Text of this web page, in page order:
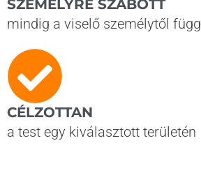
SZEMÉLYRE SZABOTT
mindig a viselő személytől függ
CÉLZOTTAN
a test egy kiválasztott területén